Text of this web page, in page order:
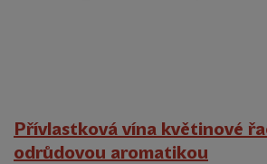
Přívlastková vína květinové
odrůdovou aromatikou